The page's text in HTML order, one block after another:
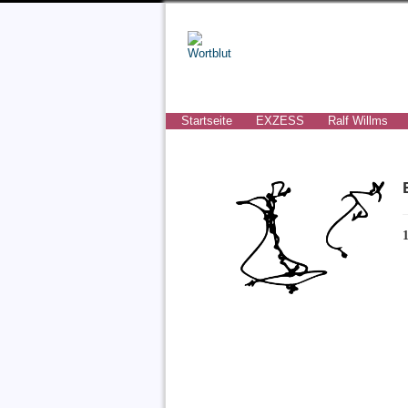
Startseite EXZESS Ralf Willms
1